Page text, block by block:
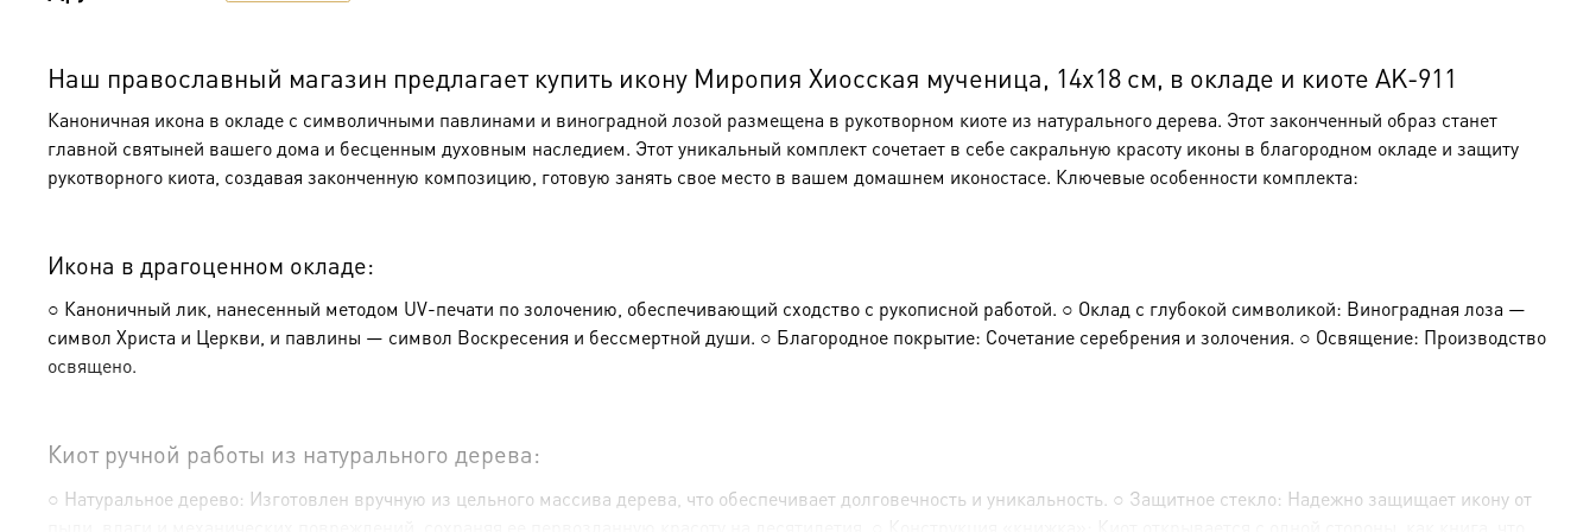
Наш православный магазин предлагает купить икону Миропия Хиосская мученица, 14х18 см, в окладе и киоте AK-911
Каноничная икона в окладе с символичными павлинами и виноградной лозой размещена в рукотворном киоте из натурального дерева. Этот законченный образ станет
главной святыней вашего дома и бесценным духовным наследием. Этот уникальный комплект сочетает в себе сакральную красоту иконы в благородном окладе и защиту
рукотворного киота, создавая законченную композицию, готовую занять свое место в вашем домашнем иконостасе. Ключевые особенности комплекта:
Икона в драгоценном окладе:
○ Каноничный лик, нанесенный методом UV-печати по золочению, обеспечивающий сходство с рукописной работой. ○ Оклад с глубокой символикой: Виноградная лоза —
символ Христа и Церкви, и павлины — символ Воскресения и бессмертной души. ○ Благородное покрытие: Сочетание серебрения и золочения. ○ Освящение: Производство
освящено.
Киот ручной работы из натурального дерева:
○ Натуральное дерево: Изготовлен вручную из цельного массива дерева, что обеспечивает долговечность и уникальность. ○ Защитное стекло: Надежно защищает икону от